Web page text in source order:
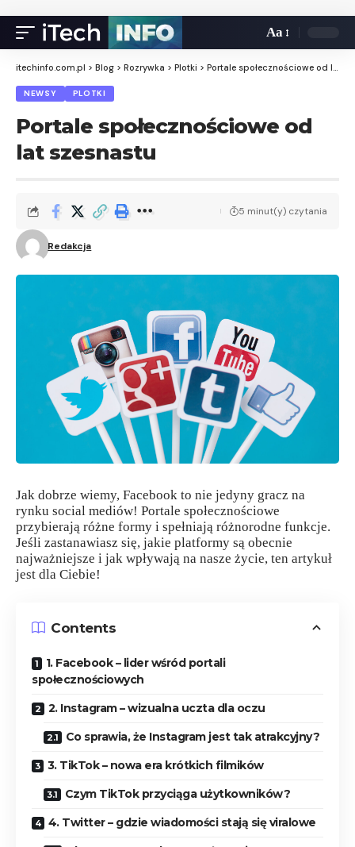
Aa
itechinfo.com.pl > Blog > Rozrywka > Plotki > Portale społecznościowe od lat szesnastu
NEWSY PLOTKI
Portale społecznościowe od
lat szesnastu
Redakcja
5 minut(y) czytania
Jak dobrze wiemy, Facebook to nie jedyny gracz na
rynku social mediów! Portale społecznościowe
przybierają różne formy i spełniają różnorodne funkcje.
Jeśli zastanawiasz się, jakie platformy są obecnie
najważniejsze i jak wpływają na nasze życie, ten artykuł
jest dla Ciebie!
Contents
1. Facebook – lider wśród portali
społecznościowych
2. Instagram – wizualna uczta dla oczu
Co sprawia, że Instagram jest tak atrakcyjny?
3. TikTok – nowa era krótkich filmików
Czym TikTok przyciąga użytkowników?
4. Twitter – gdzie wiadomości stają się viralowe